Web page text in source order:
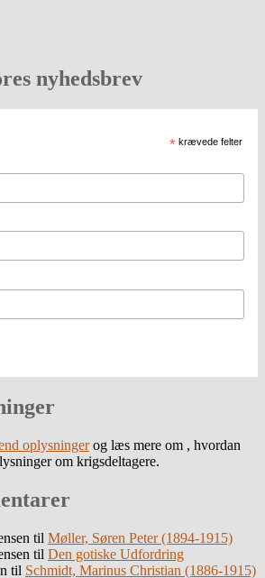
nyhedsbrev
* krævede felter
oplysningerog læs mere om , hvordan
om krigsdeltagere.
til Møller, Søren Peter (1894-1915)
til Den gotiske Udfordring
til Schmidt, Marinus Christian (1886-1915)